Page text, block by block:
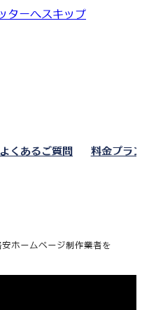
ターへスキップ
よくあるご質問 料金プラ
ホームページ制作業者を